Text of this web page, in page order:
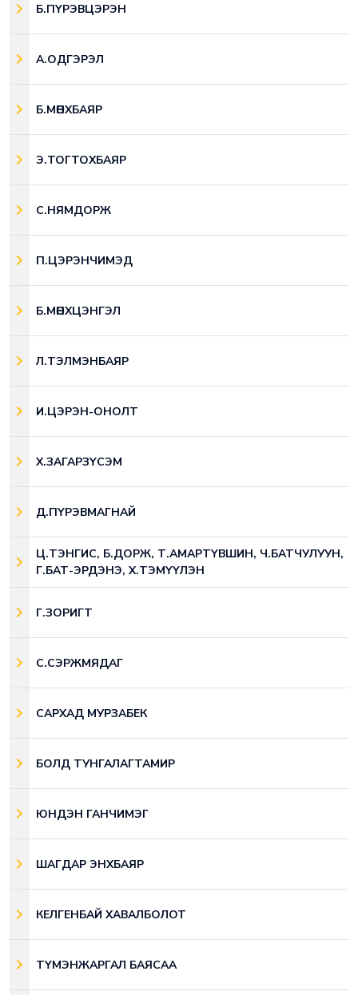
Б.ПҮРЭВЦЭРЭН
А.ОДГЭРЭЛ
Б.МӨНХБАЯР
Э.ТОГТОХБАЯР
С.НЯМДОРЖ
П.ЦЭРЭНЧИМЭД
Б.МӨНХЦЭНГЭЛ
Л.ТЭЛМЭНБАЯР
И.ЦЭРЭН-ОНОЛТ
Х.ЗАГАРЗҮСЭМ
Д.ПҮРЭВМАГНАЙ
Ц.ТЭНГИС, Б.ДОРЖ, Т.АМАРТҮВШИН, Ч.БАТЧУЛУУН,
Г.БАТ-ЭРДЭНЭ, Х.ТЭМҮҮЛЭН
Г.ЗОРИГТ
С.СЭРЖМЯДАГ
САРХАД МУРЗАБЕК
БОЛД ТУНГАЛАГТАМИР
ЮНДЭН ГАНЧИМЭГ
ШАГДАР ЭНХБАЯР
КЕЛГЕНБАЙ ХАВАЛБОЛОТ
ТҮМЭНЖАРГАЛ БАЯСАА